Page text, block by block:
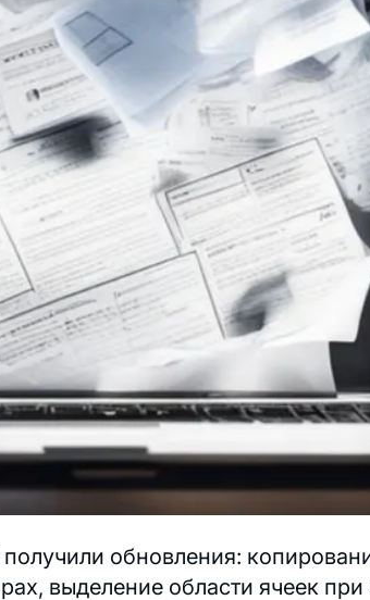
Онлайн-редакторы
Файл-Экспресс
ИИ-ассистент
ИИ-ассистент
Умный диктофон
обновления:
выделение области ячеек